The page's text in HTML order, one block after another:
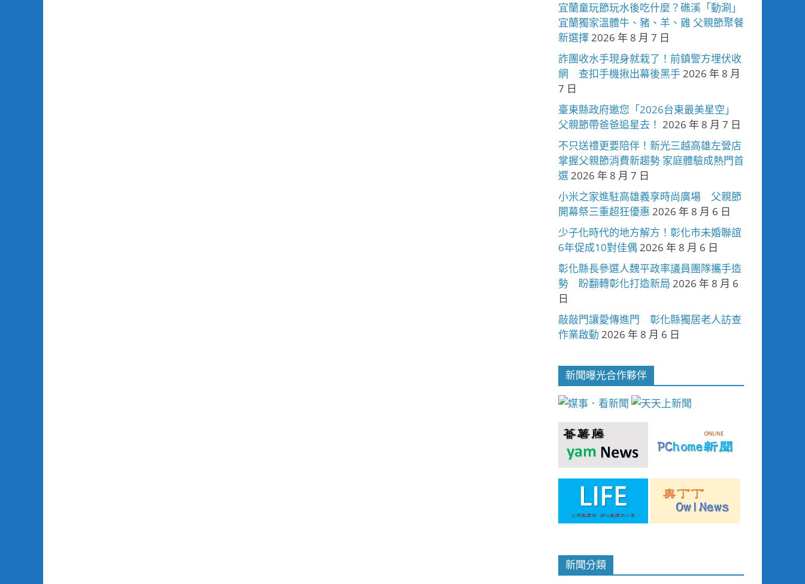
宜蘭童玩節玩水後吃什麼？礁溪「動涮」
宜蘭獨家溫體牛、豬、羊、雞 父親節聚餐
新選擇2026 年 8 月 7 日
詐團收水手現身就栽了！前鎮警方埋伏收
網 查扣手機揪出幕後黑手2026 年 8 月
7 日
臺東縣政府邀您「2026台東最美星空」
父親節帶爸爸追星去！ 2026 年 8 月 7 日
不只送禮更要陪伴！新光三越高雄左營店
掌握父親節消費新趨勢 家庭體驗成熱門首
選2026 年 8 月 7 日
小米之家進駐高雄義享時尚廣場 父親節
開幕祭三重超狂優惠 2026 年 8 月 6 日
少子化時代的地方解方！彰化市未婚聯誼
6年促成10對佳偶 2026 年 8 月 6 日
彰化縣長參選人魏平政率議員團隊攜手造
勢 盼翻轉彰化打造新局 2026 年 8 月 6
日
敲敲門讓愛傳進門 彰化縣獨居老人訪查
作業啟動 2026 年 8 月 6 日
新聞曝光合作夥伴
新聞分類